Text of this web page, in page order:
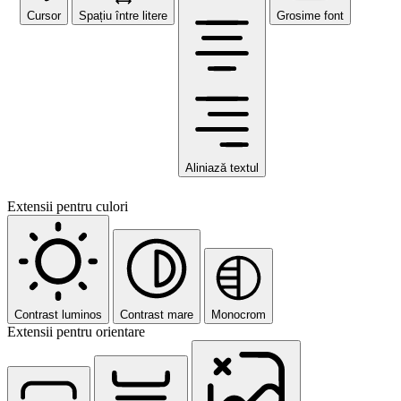
Cursor Spațiu între litere
Aliniază textul
Grosime font
Extensii pentru culori
Contrast luminos Contrast mare Monocrom
Extensii pentru orientare